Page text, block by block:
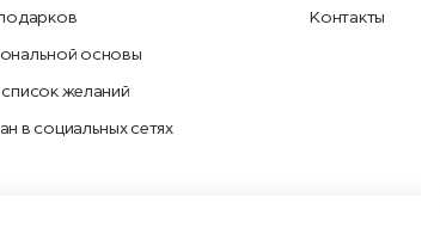
основы
желаний
в социальных сетях
Контакты